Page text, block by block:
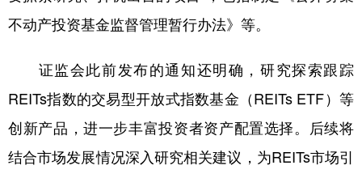
不动产投资基金监督管理暂行办法》等。
证监会此前发布的通知还明确，研究探索跟踪
REITs指数的交易型开放式指数基金（REITs ETF）等
创新产品，进一步丰富投资者资产配置选择。后续将
结合市场发展情况深入研究相关建议，为REITs市场引